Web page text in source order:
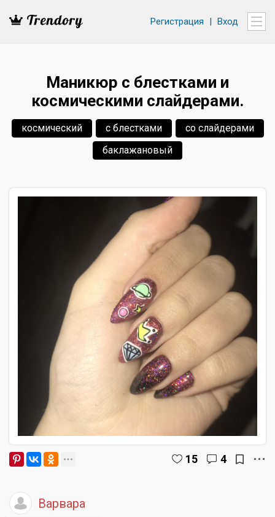
Регистрация | Вход
Маникюр с блестками и
космическими слайдерами.
космический с блестками
со слайдерами
баклажановый
15 4
Варвара